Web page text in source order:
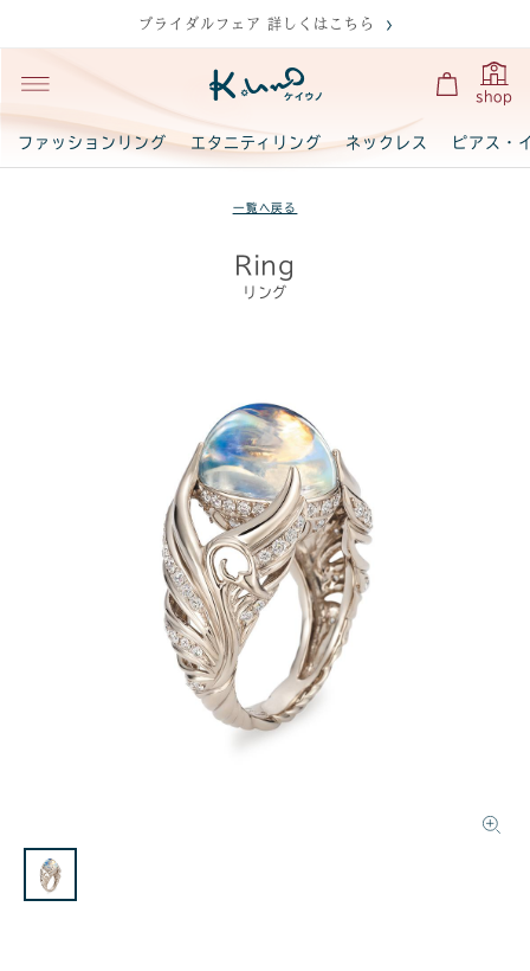
ブライダルフェア 詳しくはこちら
shop
ファッションリング エタニティリング ネックレス ピアス・
一覧へ戻る
Ring
リング